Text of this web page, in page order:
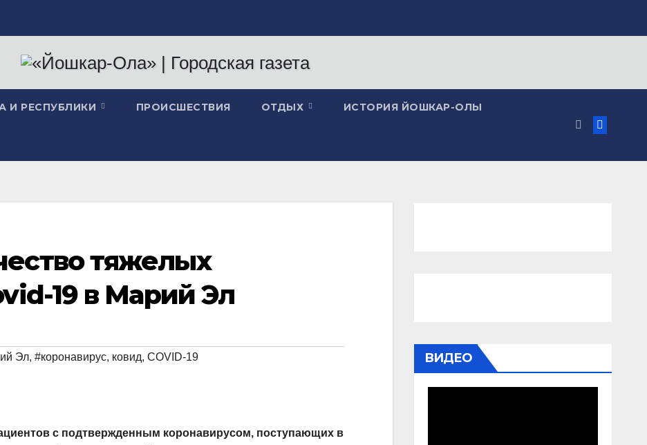
И РЕСПУБЛИКИ ПРОИСШЕСТВИЯ ОТДЫХ ИСТОРИЯ ЙОШКАР-ОЛЫ
тяжелых
19 в Марий Эл
Эл, #коронавирус, ковид, COVID-19
с подтвержденным коронавирусом, поступающих в
ВИДЕО